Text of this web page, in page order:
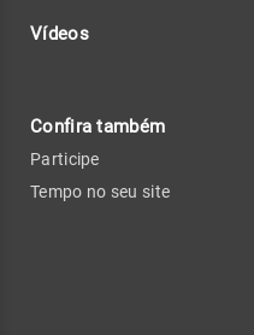
Vídeos
Confira também
Participe
Tempo no seu site